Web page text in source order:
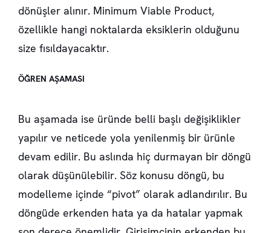
dönüşler alınır. Minimum Viable Product,
özellikle hangi noktalarda eksiklerin olduğunu
size fısıldayacaktır.
ÖĞREN AŞAMASI
Bu aşamada ise üründe belli başlı değişiklikler
yapılır ve neticede yola yenilenmiş bir ürünle
devam edilir. Bu aslında hiç durmayan bir döngü
olarak düşünülebilir. Söz konusu döngü, bu
modelleme içinde “pivot” olarak adlandırılır. Bu
döngüde erkenden hata ya da hatalar yapmak